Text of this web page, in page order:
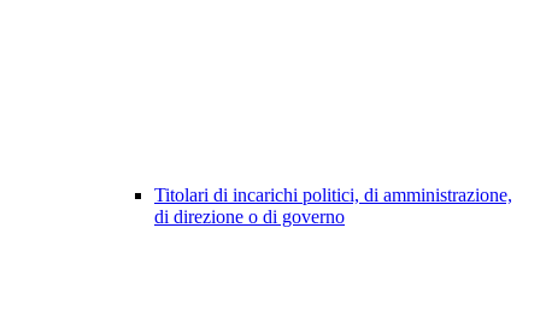
Titolari di incarichi politici, di amministrazione,
di direzione o di governo